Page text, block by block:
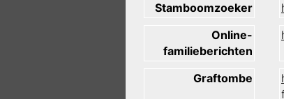
Stamboomzoeker
Online-
familieberichten
Graftombe